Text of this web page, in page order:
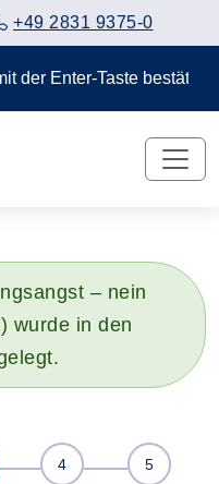
+49 2831 9375-0
der Enter-Taste
– nein
wurde in den